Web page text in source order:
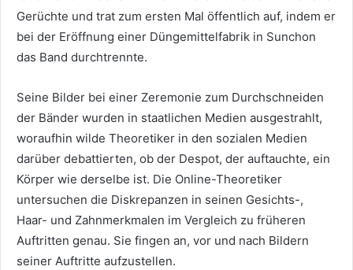
Gerüchte und trat zum ersten Mal öffentlich auf, indem er
bei der Eröffnung einer Düngemittelfabrik in Sunchon
das Band durchtrennte.
Seine Bilder bei einer Zeremonie zum Durchschneiden
der Bänder wurden in staatlichen Medien ausgestrahlt,
woraufhin wilde Theoretiker in den sozialen Medien
darüber debattierten, ob der Despot, der auftauchte, ein
Körper wie derselbe ist. Die Online-Theoretiker
untersuchen die Diskrepanzen in seinen Gesichts-,
Haar- und Zahnmerkmalen im Vergleich zu früheren
Auftritten genau. Sie fingen an, vor und nach Bildern
seiner Auftritte aufzustellen.